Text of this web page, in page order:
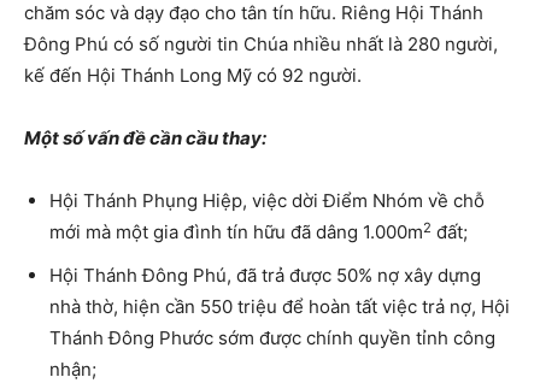
chăm sóc và dạy đạo cho tân tín hữu. Riêng Hội Thánh
Đông Phú có số người tin Chúa nhiều nhất là 280 người,
kế đến Hội Thánh Long Mỹ có 92 người.
Một số vấn đề cần cầu thay:
Hội Thánh Phụng Hiệp, việc dời Điểm Nhóm về chỗ
mới mà một gia đình tín hữu đã dâng 1.000m2 đất;
Hội Thánh Đông Phú, đã trả được 50% nợ xây dựng
nhà thờ, hiện cần 550 triệu để hoàn tất việc trả nợ, Hội
Thánh Đông Phước sớm được chính quyền tỉnh công
nhận;